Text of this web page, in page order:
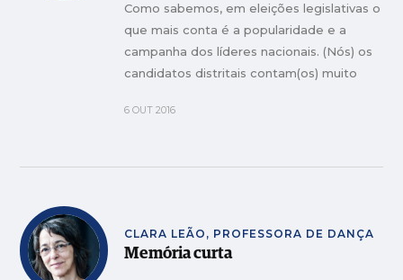
Como sabemos, em eleições legislativas o
que mais conta é a popularidade e a
campanha dos líderes nacionais. (Nós) os
candidatos distritais contam(os) muito
eleitores.
6 OUT 2016
CLARA LEÃO, PROFESSORA DE DANÇA
Memória curta